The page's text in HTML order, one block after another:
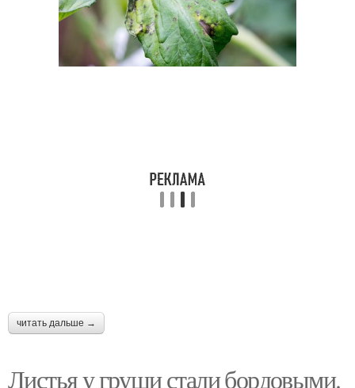
читать дальше →
Листья у груши стали бордовыми.